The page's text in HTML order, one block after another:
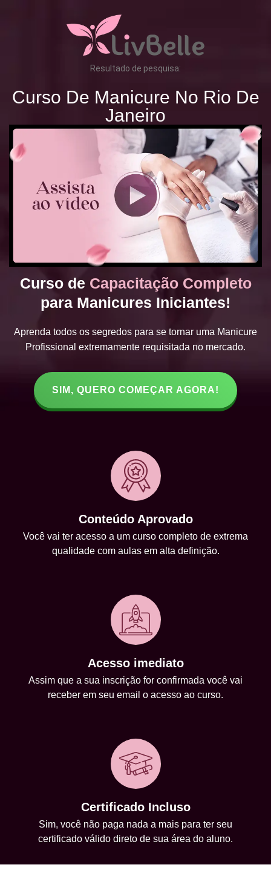
Resultado de pesquisa:
Curso De Manicure No Rio De
Janeiro
Curso de Capacitação Completo
para Manicures Iniciantes!
Aprenda todos os segredos para se tornar uma Manicure
Profissional extremamente requisitada no mercado.
SIM, QUERO COMEÇAR AGORA!
Conteúdo Aprovado
Você vai ter acesso a um curso completo de extrema
qualidade com aulas em alta definição.
Acesso imediato
Assim que a sua inscrição for confirmada você vai
receber em seu email o acesso ao curso.
Certificado Incluso
Sim, você não paga nada a mais para ter seu
certificado válido direto de sua área do aluno.